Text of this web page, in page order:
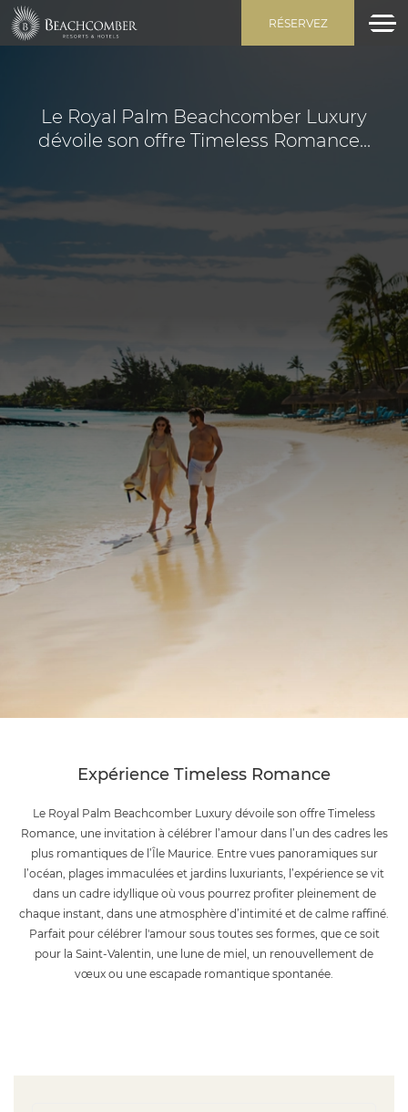
RÉSERVEZ
Le Royal Palm Beachcomber Luxury
dévoile son offre Timeless Romance...
Expérience Timeless Romance
Le Royal Palm Beachcomber Luxury dévoile son offre Timeless
Romance, une invitation à célébrer l’amour dans l’un des cadres les
plus romantiques de l’Île Maurice. Entre vues panoramiques sur
l’océan, plages immaculées et jardins luxuriants, l’expérience se vit
dans un cadre idyllique où vous pourrez profiter pleinement de
chaque instant, dans une atmosphère d’intimité et de calme raffiné.
Parfait pour célébrer l'amour sous toutes ses formes, que ce soit
pour la Saint-Valentin, une lune de miel, un renouvellement de
vœux ou une escapade romantique spontanée.